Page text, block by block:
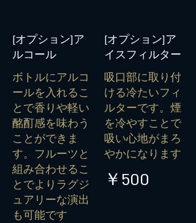
[オプション]ア
ルコール
ボトルにアルコ
ールを入れるこ
とで香りや軽い
酩酊感を味わう
ことができま
す。フルーツと
組み合わせるこ
とでよりラグジ
ュアリーな演出
も可能です
[オプション]ア
イスフィルター
吸口部に取り付
ける冷たいフィ
ルターです。煙
を冷やすことで
吸い心地がまろ
やかになります
￥500